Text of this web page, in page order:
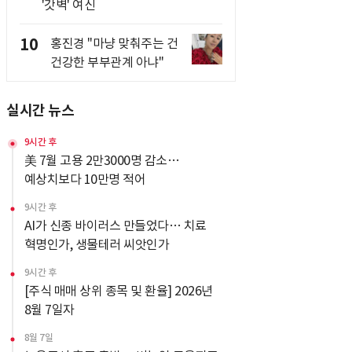
'갓벽' 여신
10
홍진경 "마냥 맞춰주는 건
건강한 부부관계 아냐"
실시간 뉴스
9시간 후
美 7월 고용 2만3000명 감소…
예상치보다 10만명 적어
9시간 후
AI가 신종 바이러스 만들었다… 치료
혁명인가, 생물테러 씨앗인가
9시간 후
[주식 매매 상위 종목 및 환율] 2026년
8월 7일자
8월 7일